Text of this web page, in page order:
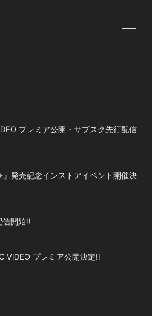
FC限定 MOVIE
プレミア公開・サブスク先行配信
発売記念インストアイベント開催決
信開始!!
VIDEO プレミア公開決定!!